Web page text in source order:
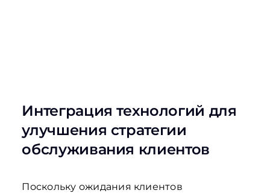
Интеграция технологий для
улучшения стратегии
обслуживания клиентов
Поскольку ожидания клиентов